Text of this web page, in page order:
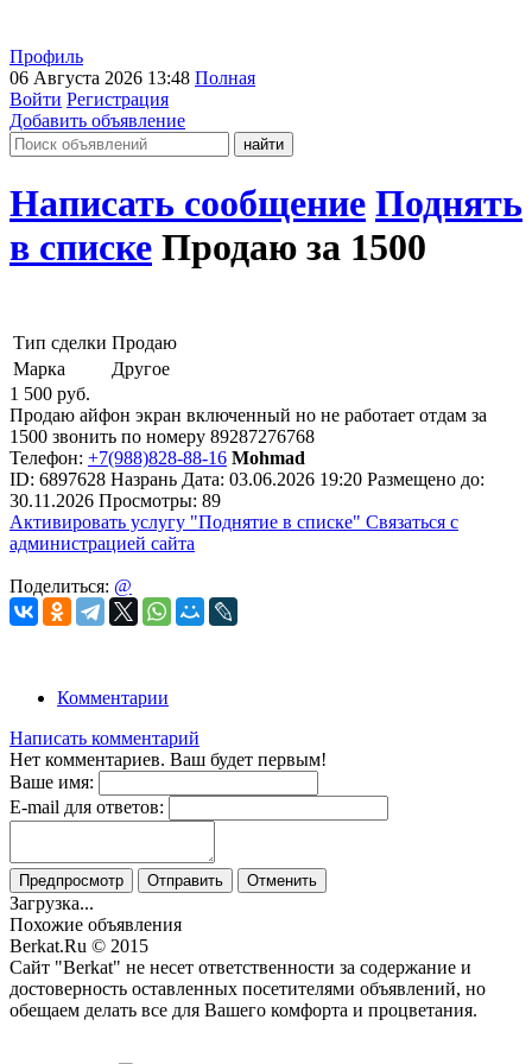
Профиль
06 Августа 2026 13:48 Полная
Войти Регистрация
Добавить объявление
Написать сообщение Поднять
в списке Продаю за 1500
Тип сделки Продаю
Марка
Другое
1 500 руб.
Продаю айфон экран включенный но не работает отдам за
1500 звонить по номеру 89287276768
Телефон: +7(988)828-88-16 Mohmad
ID: 6897628 Назрань Дата: 03.06.2026 19:20 Размещено до:
30.11.2026 Просмотры: 89
Активировать услугу "Поднятие в списке" Связаться с
администрацией сайта
Поделиться: @
Комментарии
Написать комментарий
Нет комментариев. Ваш будет первым!
Ваше имя:
E-mail для ответов:
Предпросмотр Отправить Отменить
Загрузка...
Похожие объявления
Berkat.Ru © 2015
Сайт "Berkat" не несет ответственности за содержание и
достоверность оставленных посетителями объявлений, но
обещаем делать все для Вашего комфорта и процветания.